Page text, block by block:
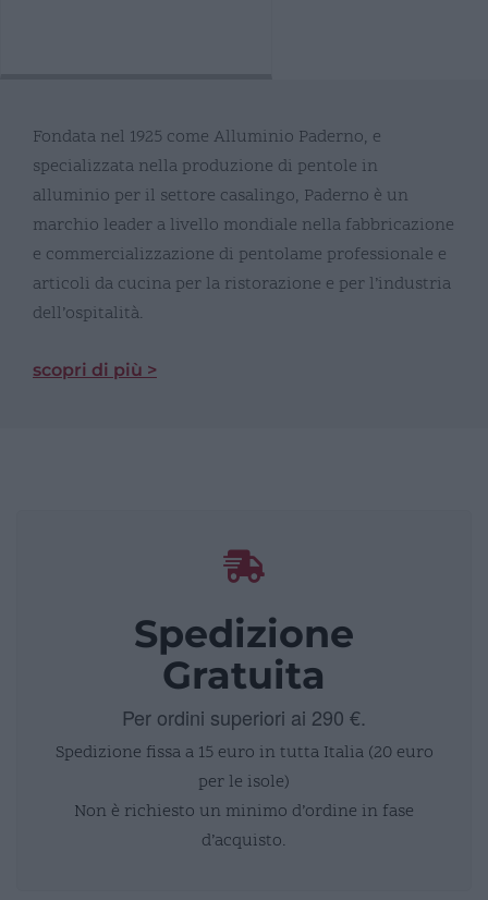
Fondata nel 1925 come Alluminio Paderno, e
specializzata nella produzione di pentole in
alluminio per il settore casalingo, Paderno è un
marchio leader a livello mondiale nella fabbricazione
e commercializzazione di pentolame professionale e
articoli da cucina per la ristorazione e per l’industria
dell’ospitalità.
scopri di più >
Spedizione
Gratuita
Per ordini superiori ai 290 €.
Spedizione fissa a 15 euro in tutta Italia (20 euro
per le isole)
Non è richiesto un minimo d’ordine in fase
d’acquisto.